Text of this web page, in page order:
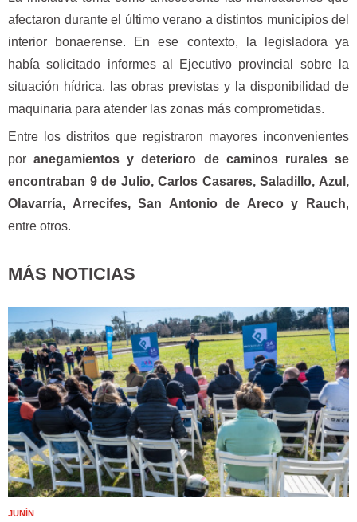
afectaron durante el último verano a distintos municipios del
interior bonaerense. En ese contexto, la legisladora ya
había solicitado informes al Ejecutivo provincial sobre la
situación hídrica, las obras previstas y la disponibilidad de
maquinaria para atender las zonas más comprometidas.
Entre los distritos que registraron mayores inconvenientes
poranegamientos y deterioro de caminos rurales se
encontraban 9 de Julio, Carlos Casares, Saladillo, Azul,
Olavarría, Arrecifes, San Antonio de Areco y Rauch,
entre otros.
MÁS NOTICIAS
JUNÍN